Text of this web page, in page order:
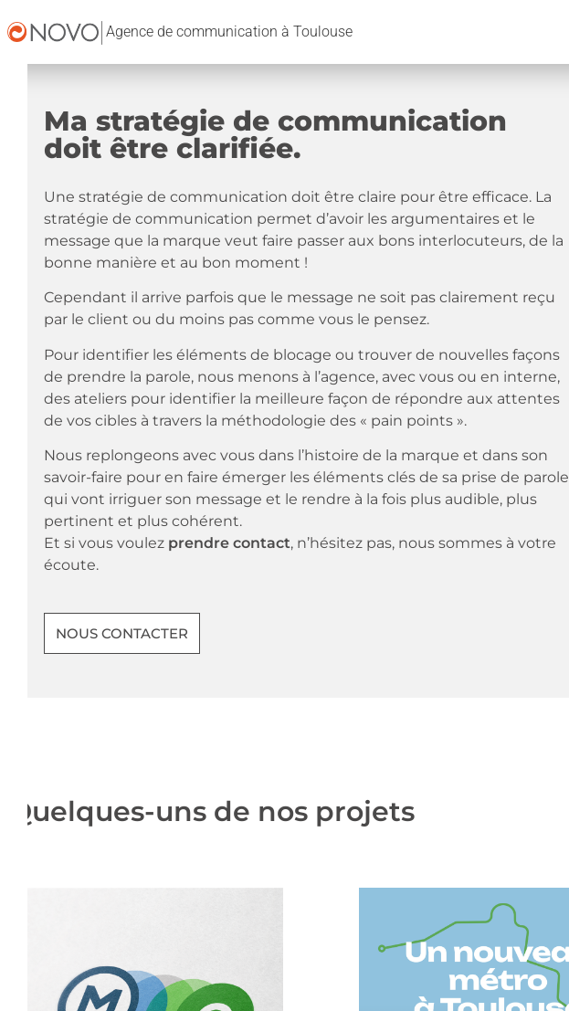
Agence de communication à Toulouse
Ma stratégie de communication
doit être clarifiée.
Une stratégie de communication doit être claire pour être efficace. La
stratégie de communication permet d’avoir les argumentaires et le
message que la marque veut faire passer aux bons interlocuteurs, de la
bonne manière et au bon moment !
Cependant il arrive parfois que le message ne soit pas clairement reçu
par le client ou du moins pas comme vous le pensez.
Pour identifier les éléments de blocage ou trouver de nouvelles façons
de prendre la parole, nous menons à l’agence, avec vous ou en interne,
des ateliers pour identifier la meilleure façon de répondre aux attentes
de vos cibles à travers la méthodologie des « pain points ».
Nous replongeons avec vous dans l’histoire de la marque et dans son
savoir-faire pour en faire émerger les éléments clés de sa prise de parole
qui vont irriguer son message et le rendre à la fois plus audible, plus
pertinent et plus cohérent.
Et si vous voulez prendre contact, n’hésitez pas, nous sommes à votre
écoute.
NOUS CONTACTER
Quelques-uns de nos projets